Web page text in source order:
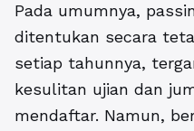
Pada umumnya,
ditentukan secara
setiap tahunnya,
kesulitan ujian dan
mendaftar. Namun,